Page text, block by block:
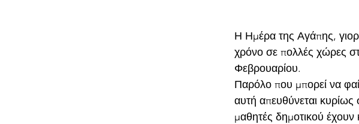
Η Ημέρα της Αγάπης,
χρόνο σε πολλές χώρες
Φεβρουαρίου.
Παρόλο που μπορεί να
αυτή απευθύνεται κυρίως
μαθητές δημοτικού έχουν